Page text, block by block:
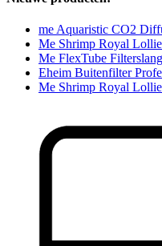
me Aquaristic CO2
Me Shrimp Royal
Me FlexTube
Eheim Buitenfilter
Me Shrimp Royal